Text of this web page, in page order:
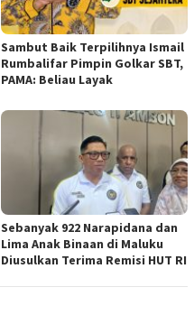
Sambut Baik Terpilihnya Ismail
Rumbalifar Pimpin Golkar SBT,
PAMA: Beliau Layak
Sebanyak 922 Narapidana dan
Lima Anak Binaan di Maluku
Diusulkan Terima Remisi HUT RI